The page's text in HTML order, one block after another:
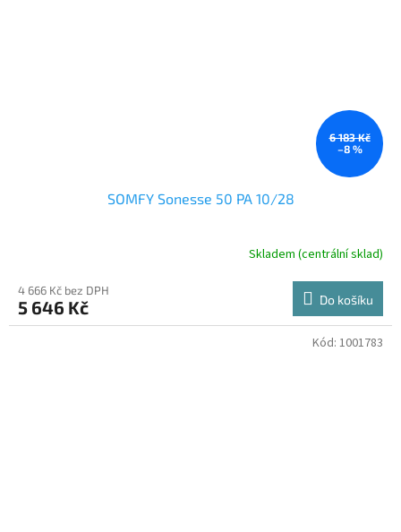
6 183 Kč
–8 %
SOMFY Sonesse 50 PA 10/28
Skladem (centrální sklad)
4 666 Kč bez DPH
5 646 Kč Do košíku
Kód: 1001783